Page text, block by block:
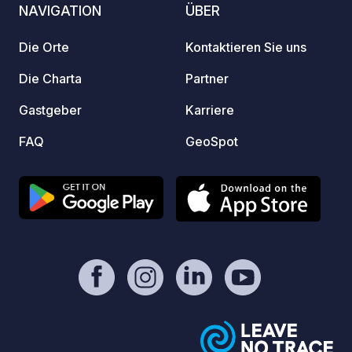
Brandgefahr: Grillen, Kerzen usw. sind
NAVIGATION
Die Orte
Die Charta
Gastgeber
FAQ
ÜBER
Kontaktieren Sie uns
Partner
Karriere
GeoSpot